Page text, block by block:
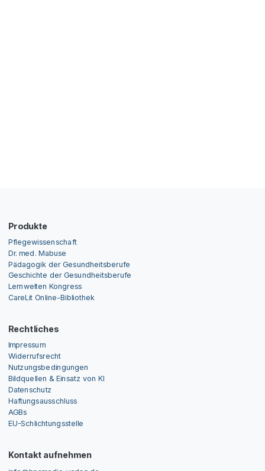
Produkte
Pflegewissenschaft
Dr. med. Mabuse
Pädagogik der Gesundheitsberufe
Geschichte der Gesundheitsberufe
Lernwelten Kongress
CareLit Online-Bibliothek
Rechtliches
Impressum
Widerrufsrecht
Nutzungsbedingungen
Bildquellen & Einsatz von KI
Datenschutz
Haftungsausschluss
AGBs
EU-Schlichtungsstelle
Kontakt aufnehmen